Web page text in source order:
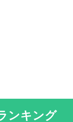
ンキング